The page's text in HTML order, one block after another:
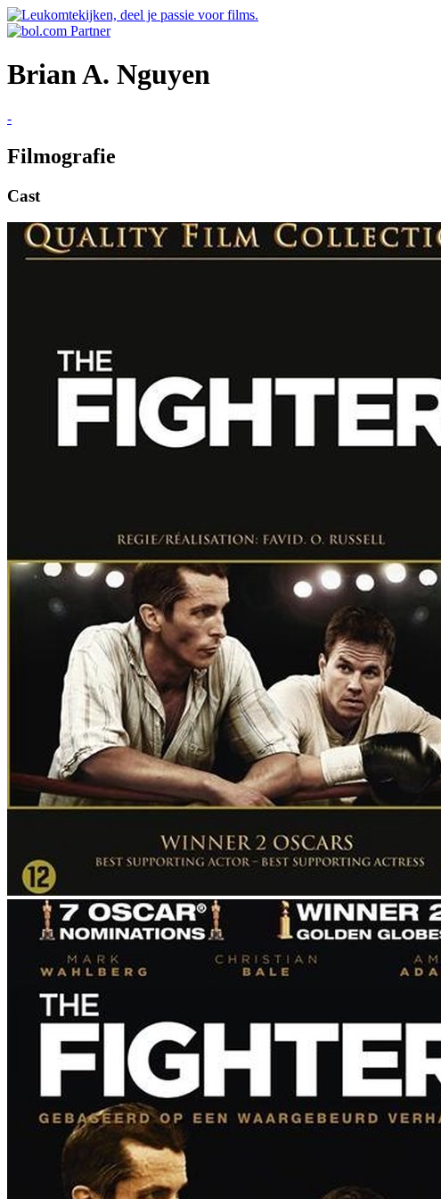
Brian A. Nguyen
-
Filmografie
Cast